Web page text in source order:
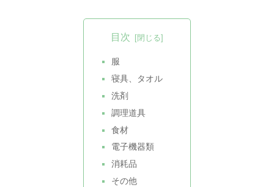
目次
服
寝具、タオル
洗剤
調理道具
食材
電子機器類
消耗品
その他